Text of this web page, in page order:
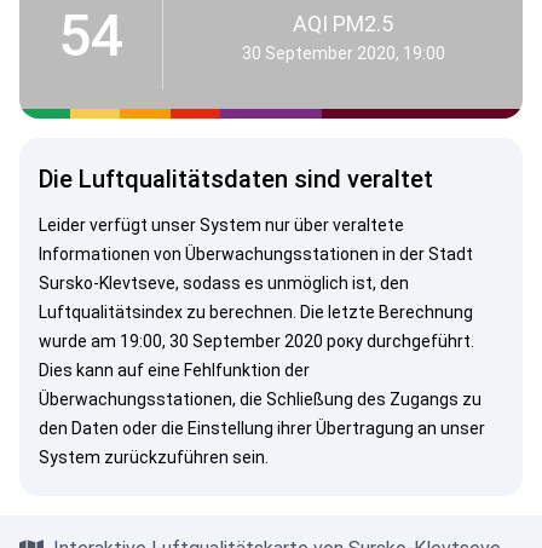
54 AQI PM2.5
30 September 2020, 19:00
Die Luftqualitätsdaten sind veraltet
Leider verfügt unser System nur über veraltete
Informationen von Überwachungsstationen in der Stadt
Sursko-Klevtseve, sodass es unmöglich ist, den
Luftqualitätsindex zu berechnen. Die letzte Berechnung
wurde am 19:00, 30 September 2020 року durchgeführt.
Dies kann auf eine Fehlfunktion der
Überwachungsstationen, die Schließung des Zugangs zu
den Daten oder die Einstellung ihrer Übertragung an unser
System zurückzuführen sein.